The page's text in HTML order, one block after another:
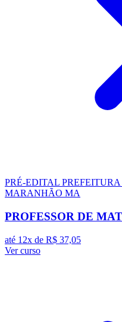
PRÉ-EDITAL
MARANHÃO MA
PROFESSOR DE
até 12x de R$ 37,05
Ver curso